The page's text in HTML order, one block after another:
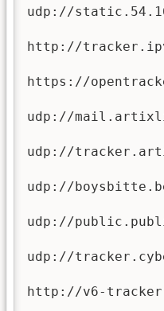
udp://
http://
https://
udp://
udp://
udp://
udp://
udp://
http://v6-